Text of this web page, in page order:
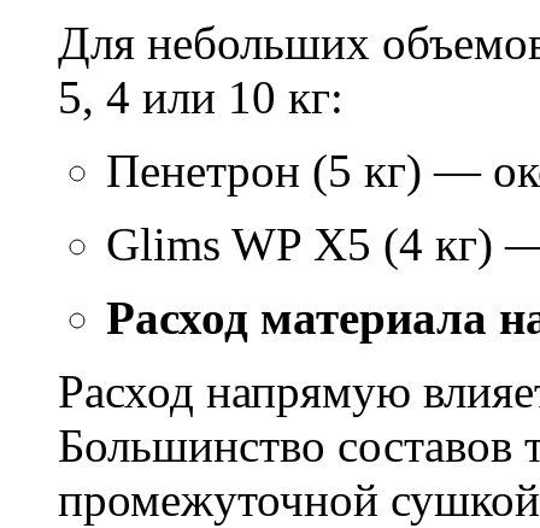
Для небольших
5, 4 или 10 кг:
Пенетрон (5 кг) —
Glims WP X5 (4 кг)
Расход материала
Расход напрямую
Большинство составов
промежуточной